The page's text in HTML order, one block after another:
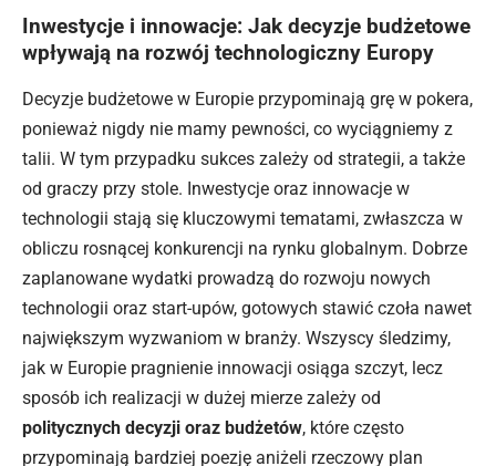
Inwestycje i innowacje: Jak decyzje budżetowe
wpływają na rozwój technologiczny Europy
Decyzje budżetowe w Europie przypominają grę w pokera,
ponieważ nigdy nie mamy pewności, co wyciągniemy z
talii. W tym przypadku sukces zależy od strategii, a także
od graczy przy stole. Inwestycje oraz innowacje w
technologii stają się kluczowymi tematami, zwłaszcza w
obliczu rosnącej konkurencji na rynku globalnym. Dobrze
zaplanowane wydatki prowadzą do rozwoju nowych
technologii oraz start-upów, gotowych stawić czoła nawet
największym wyzwaniom w branży. Wszyscy śledzimy,
jak w Europie pragnienie innowacji osiąga szczyt, lecz
sposób ich realizacji w dużej mierze zależy od
politycznych decyzji oraz budżetów, które często
przypominają bardziej poezję aniżeli rzeczowy plan